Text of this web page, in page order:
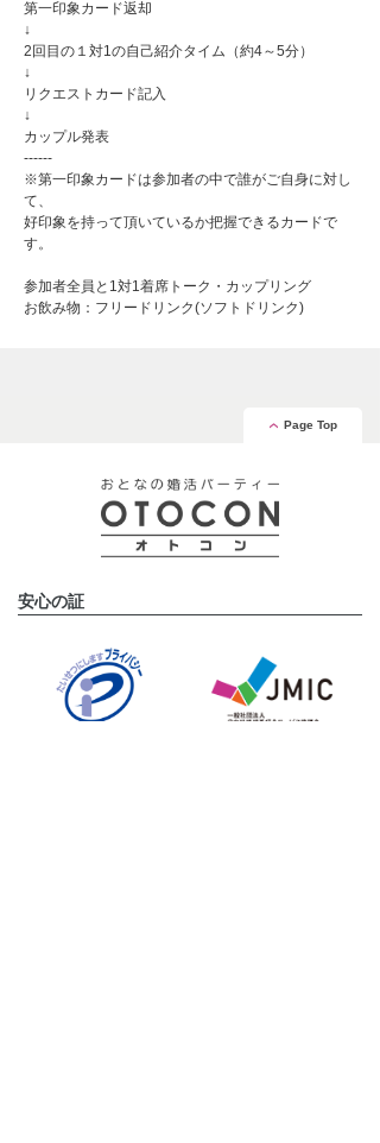
第一印象カード返却
↓
2回目の１対1の自己紹介タイム（約4～5分）
↓
リクエストカード記入
↓
カップル発表
------
※第一印象カードは参加者の中で誰がご自身に対し
て、
好印象を持って頂いているか把握できるカードで
す。
参加者全員と1対1着席トーク・カップリング
お飲み物：フリードリンク(ソフトドリンク)
Page Top
安心の証